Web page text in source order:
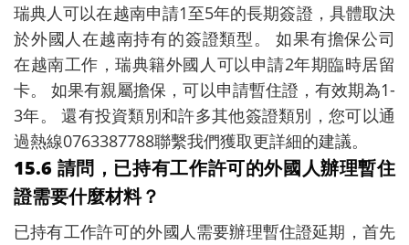
瑞典人可以在越南申請1至5年的長期簽證，具體取決
於外國人在越南持有的簽證類型。 如果有擔保公司
在越南工作，瑞典籍外國人可以申請2年期臨時居留
卡。 如果有親屬擔保，可以申請暫住證，有效期為1-
3年。 還有投資類別和許多其他簽證類別，您可以通
過熱線0763387788聯繫我們獲取更詳細的建議。
15.6 請問，已持有工作許可的外國人辦理暫住
證需要什麼材料？
已持有工作許可的外國人需要辦理暫住證延期，首先